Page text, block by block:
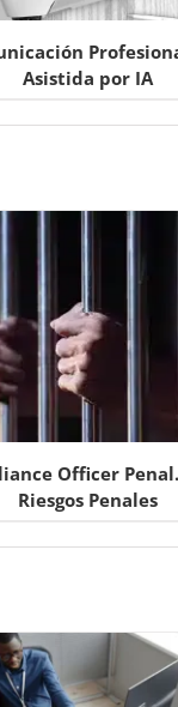
Asistida por IA
Officer
Riesgos Penales